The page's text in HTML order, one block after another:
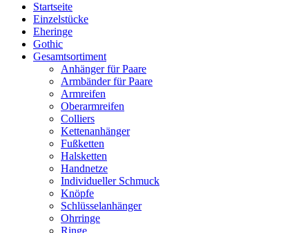
Startseite
Einzelstücke
Eheringe
Gothic
Gesamtsortiment
Anhänger für Paare
Armbänder für Paare
Armreifen
Oberarmreifen
Colliers
Kettenanhänger
Fußketten
Halsketten
Handnetze
Individueller Schmuck
Knöpfe
Schlüsselanhänger
Ohrringe
Ringe